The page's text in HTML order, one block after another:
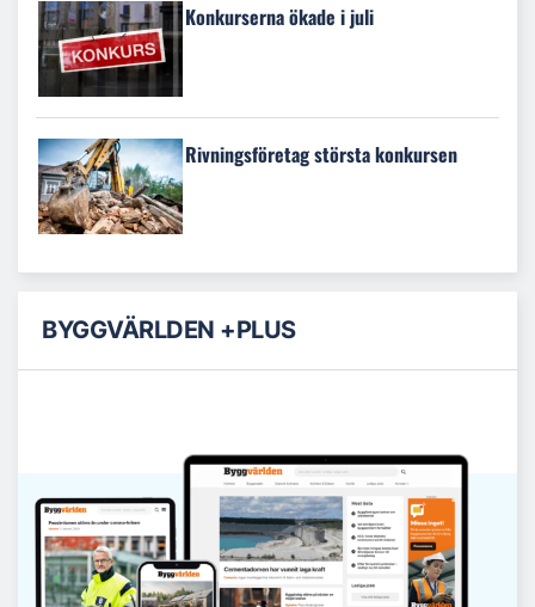
Konkurserna ökade i juli
Rivningsföretag största konkursen
BYGGVÄRLDEN +PLUS